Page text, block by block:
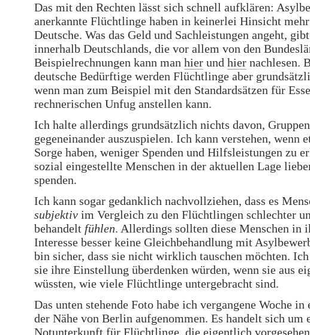
Das mit den Rechten lässt sich schnell aufklären:
anerkannte Flüchtlinge haben in keinerlei Hinsicht
Deutsche. Was das Geld und Sachleistungen angeht,
innerhalb Deutschlands, die vor allem von den
Beispielrechnungen kann man hier und hier nachlesen.
deutsche Bedürftige werden Flüchtlinge aber
wenn man zum Beispiel mit den Standardsätzen für
rechnerischen Unfug anstellen kann.
Ich halte allerdings grundsätzlich nichts davon,
gegeneinander auszuspielen. Ich kann verstehen, wenn
Sorge haben, weniger Spenden und Hilfsleistungen zu
sozial eingestellte Menschen in der aktuellen Lage
spenden.
Ich kann sogar gedanklich nachvollziehen, dass es
subjektiv im Vergleich zu den Flüchtlingen schlechter
behandelt fühlen. Allerdings sollten diese Menschen in
Interesse besser keine Gleichbehandlung mit
bin sicher, dass sie nicht wirklich tauschen möchten.
sie ihre Einstellung überdenken würden, wenn sie aus
wüssten, wie viele Flüchtlinge untergebracht sind.
Das unten stehende Foto habe ich vergangene Woche
der Nähe von Berlin aufgenommen. Es handelt sich um
Notunterkunft für Flüchtlinge, die eigentlich